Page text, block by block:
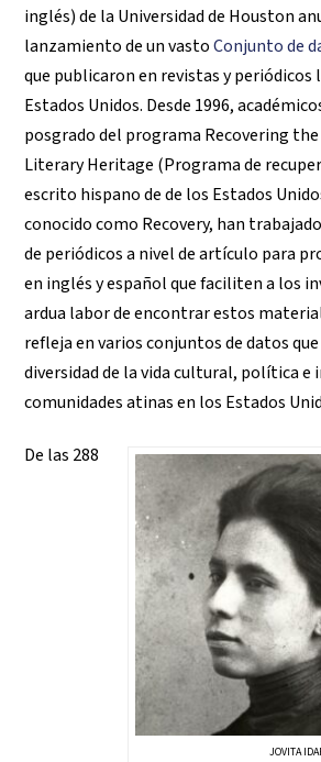
inglés) de la Universidad de Houston
lanzamiento de un vasto Conjunto de
que publicaron en revistas y periódicos
Estados Unidos. Desde 1996,
posgrado del programa Recovering the
Literary Heritage (Programa de
escrito hispano de de los Estados
conocido como Recovery, han
de periódicos a nivel de artículo para
en inglés y español que faciliten a los
ardua labor de encontrar estos
refleja en varios conjuntos de datos
diversidad de la vida cultural, política e
comunidades atinas en los Estados
JOVITA
De las 288